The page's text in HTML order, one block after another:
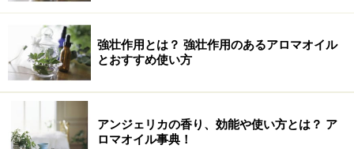
強壮作用とは？ 強壮作用のあるアロマオイル
とおすすめ使い方
アンジェリカの香り、効能や使い方とは？ ア
ロマオイル事典！